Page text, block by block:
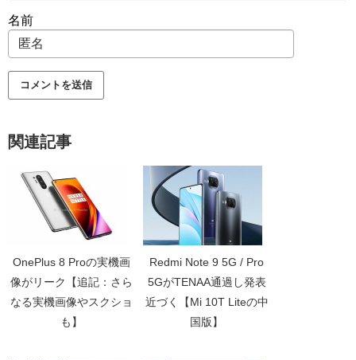
名前
関連記事
OnePlus 8 Proの実機画
像がリーク【追記：さら
なる実機画像やスクショ
も】
Redmi Note 9 5G / Pro
5GがTENAA通過し発表
近づく【Mi 10T Liteの中
国版】